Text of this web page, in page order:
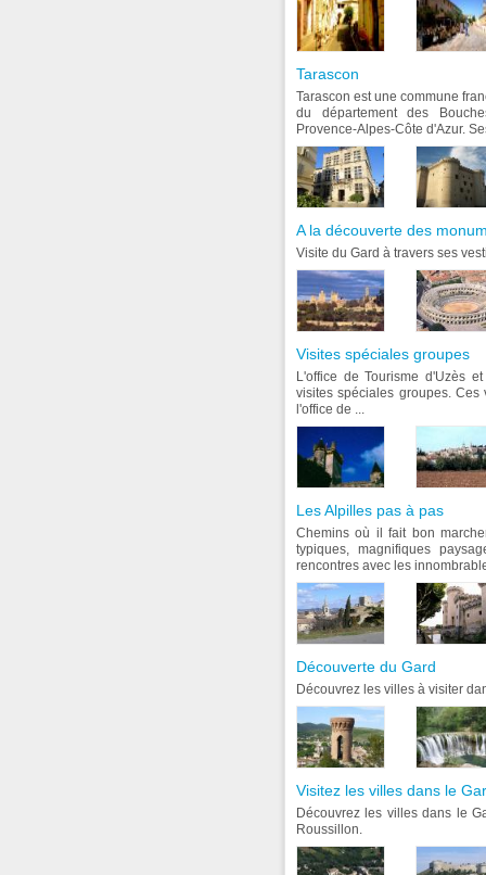
Tarascon
Tarascon est une commune
du département des
Provence-Alpes-Côte d'Azur.
A la découverte des
Visite du Gard à travers ses
Visites spéciales groupes
L'office de Tourisme d'Uzès
visites spéciales groupes.
l'office de ...
Les Alpilles pas à pas
Chemins où il fait bon
typiques, magnifiques
rencontres avec les
Découverte du Gard
Découvrez les villes à visiter
Visitez les villes dans le
Découvrez les villes dans le
Roussillon.